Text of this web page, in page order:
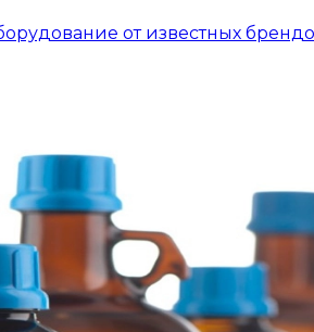
от известных